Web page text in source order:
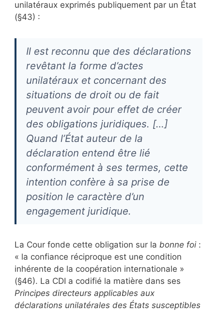
unilatéraux exprimés publiquement par un État
(§43) :
Il est reconnu que des déclarations
revêtant la forme d’actes
unilatéraux et concernant des
situations de droit ou de fait
peuvent avoir pour effet de créer
des obligations juridiques. […]
Quand l’État auteur de la
déclaration entend être lié
conformément à ses termes, cette
intention confère à sa prise de
position le caractère d’un
engagement juridique.
La Cour fonde cette obligation sur la bonne foi :
« la confiance réciproque est une condition
inhérente de la coopération internationale »
(§46). La CDI a codifié la matière dans ses
Principes directeurs applicables aux
déclarations unilatérales des États susceptibles